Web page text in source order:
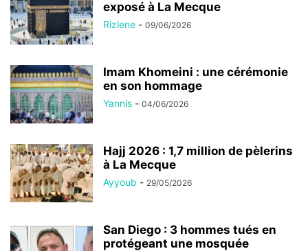
exposé à La Mecque
Rizlene - 09/06/2026
Imam Khomeini : une cérémonie
en son hommage
Yannis - 04/06/2026
Hajj 2026 : 1,7 million de pèlerins
à La Mecque
Ayyoub - 29/05/2026
San Diego : 3 hommes tués en
protégeant une mosquée